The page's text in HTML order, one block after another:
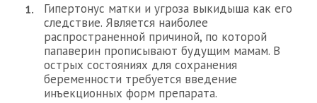
Гипертонус матки и угроза выкидыша как его
следствие. Является наиболее
распространенной причиной, по которой
папаверин прописывают будущим мамам. В
острых состояниях для сохранения
беременности требуется введение
инъекционных форм препарата.